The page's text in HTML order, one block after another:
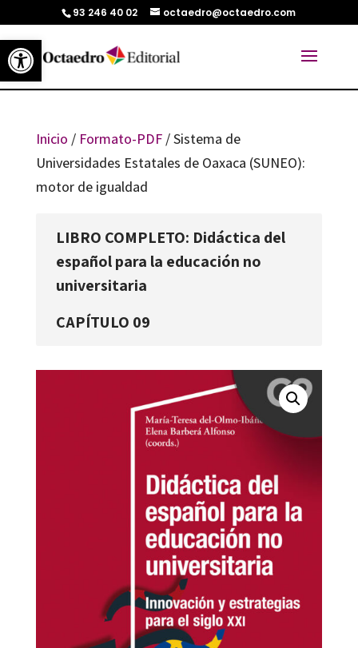
Abrir barra de herramientas
93 246 40 02 octaedro@octaedro.com
Inicio / Formato-PDF/ Sistema de
Universidades Estatales de Oaxaca (SUNEO):
motor de igualdad
LIBRO COMPLETO: Didáctica del
español para la educación no
universitaria
CAPÍTULO 09